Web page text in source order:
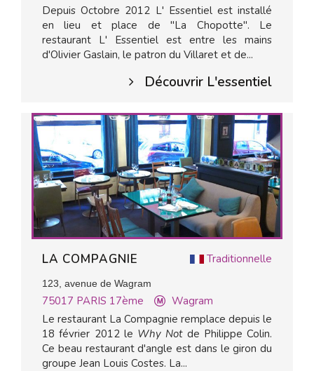
Depuis Octobre 2012 L' Essentiel est installé
en lieu et place de "La Chopotte". Le
restaurant L' Essentiel est entre les mains
d'Olivier Gaslain, le patron du Villaret et de...
Découvrir L'essentiel
Traditionnelle
LA COMPAGNIE
123, avenue de Wagram
75017 PARIS 17ème
Wagram
Le restaurant La Compagnie remplace depuis le
18 février 2012 le Why Notde Philippe Colin.
Ce beau restaurant d'angle est dans le giron du
groupe Jean Louis Costes. La...